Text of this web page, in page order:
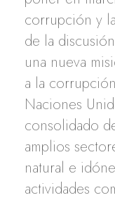
corrupción y
de la
una nueva
a la
Naciones
consolidado
amplios
natural e
actividades